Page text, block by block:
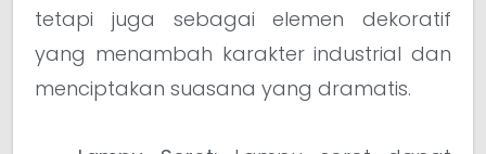
tetapi juga sebagai elemen dekoratif
yang menambah karakter industrial dan
menciptakan suasana yang dramatis.